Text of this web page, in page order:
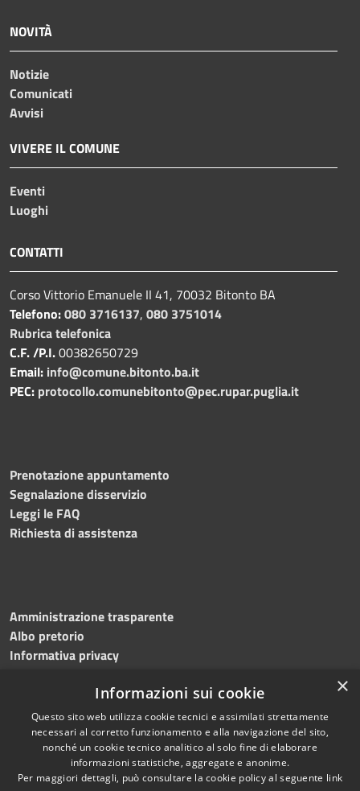
NOVITÀ
Notizie
Comunicati
Avvisi
VIVERE IL COMUNE
Eventi
Luoghi
CONTATTI
Corso Vittorio Emanuele II 41, 70032 Bitonto BA
Telefono:080 3716137, 080 3751014
Rubrica telefonica
C.F. /P.I.00382650729
Email: info@comune.bitonto.ba.it
PEC: protocollo.comunebitonto@pec.rupar.puglia.it
Prenotazione appuntamento
Segnalazione disservizio
Leggi le FAQ
Richiesta di assistenza
Amministrazione trasparente
Albo pretorio
Informativa privacy
Dichiarazione di accessibilità Meccanismo di feedback
RSS
Copyright © 2026 • Comune di
×
Informazioni sui cookie
Questo sito web utilizza cookie tecnici e assimilati strettamente
necessari al corretto funzionamento e alla navigazione del sito,
nonché un cookie tecnico analitico al solo fine di elaborare
informazioni statistiche, aggregate e anonime.
Per maggiori dettagli, può consultare la cookie policy al seguente link